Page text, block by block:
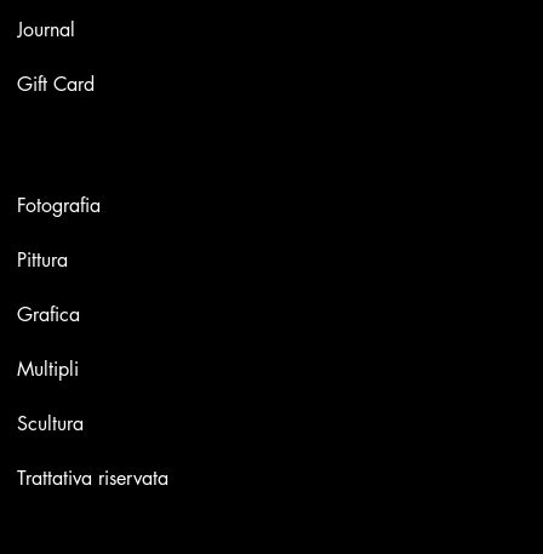
Journal
Gift Card
Fotografia
Pittura
Grafica
Multipli
Scultura
Trattativa riservata